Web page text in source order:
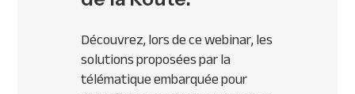
Découvrez, lors de ce webinar, les
solutions proposées par la
télématique embarquée pour